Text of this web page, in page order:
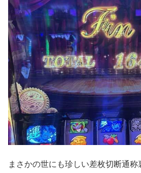
まさかの世にも珍しい差枚切断通